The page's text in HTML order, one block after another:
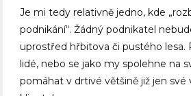
Je mi tedy relativně jedno, kde
podnikání“. Žádný podnikatel
uprostřed hřbitova či pustého lesa.
lidé, nebo se jako my spolehne na
pomáhat v drtivé většině již jen své